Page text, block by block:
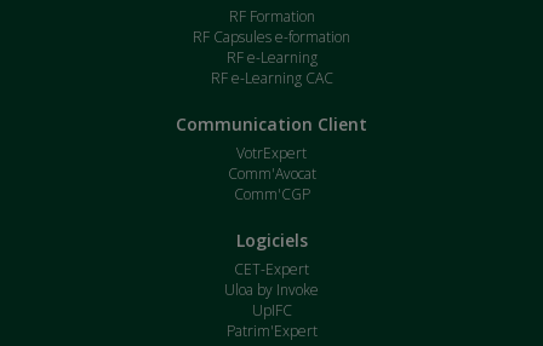
RF Formation
RF Capsules e-formation
RF e-Learning
RF e-Learning CAC
Communication Client
VotrExpert
Comm'Avocat
Comm'CGP
Logiciels
CET-Expert
Uloa by Invoke
UpIFC
Patrim'Expert